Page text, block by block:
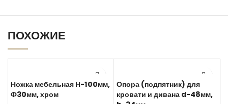
ПОХОЖИЕ
Ножка мебельная Н-100мм,
Ф30мм, хром
Опора (подпятник) для
кровати и дивана d-48мм,